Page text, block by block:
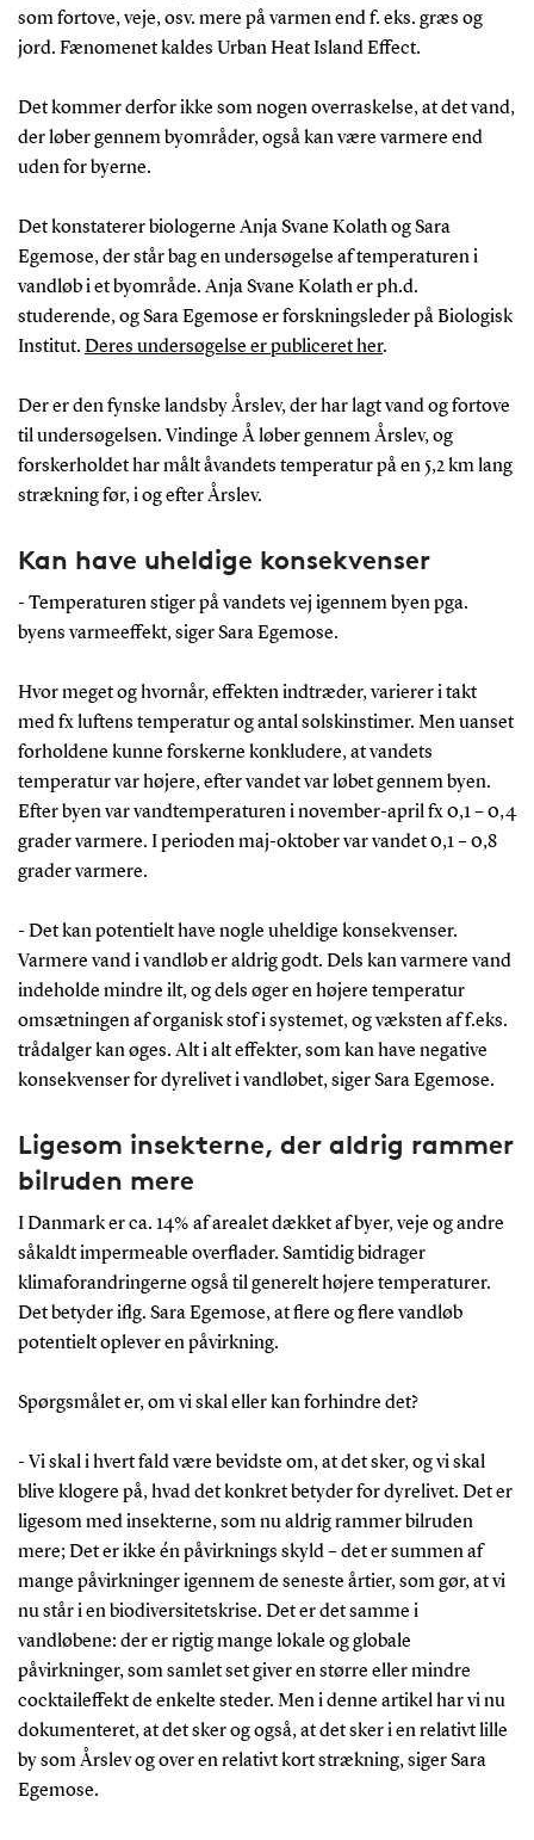
som fortove, veje, osv. mere på varmen end f. eks. græs og
jord. Fænomenet kaldes Urban Heat Island Effect.
Det kommer derfor ikke som nogen overraskelse, at det vand,
der løber gennem byområder, også kan være varmere end
uden for byerne.
Det konstaterer biologerne Anja Svane Kolath og Sara
Egemose, der står bag en undersøgelse af temperaturen i
vandløb i et byområde. Anja Svane Kolath er ph.d.
studerende, og Sara Egemose er forskningsleder på Biologisk
Institut. Deres undersøgelse er publiceret her.
Der er den fynske landsby Årslev, der har lagt vand og fortove
til undersøgelsen. Vindinge Å løber gennem Årslev, og
forskerholdet har målt åvandets temperatur på en 5,2 km lang
strækning før, i og efter Årslev.
Kan have uheldige konsekvenser
- Temperaturen stiger på vandets vej igennem byen pga.
byens varmeeffekt, siger Sara Egemose.
Hvor meget og hvornår, effekten indtræder, varierer i takt
med fx luftens temperatur og antal solskinstimer. Men uanset
forholdene kunne forskerne konkludere, at vandets
temperatur var højere, efter vandet var løbet gennem byen.
Efter byen var vandtemperaturen i november-april fx 0,1 – 0,4
grader varmere. I perioden maj-oktober var vandet 0,1 – 0,8
grader varmere.
- Det kan potentielt have nogle uheldige konsekvenser.
Varmere vand i vandløb er aldrig godt. Dels kan varmere vand
indeholde mindre ilt, og dels øger en højere temperatur
omsætningen af organisk stof i systemet, og væksten af f.eks.
trådalger kan øges. Alt i alt effekter, som kan have negative
konsekvenser for dyrelivet i vandløbet, siger Sara Egemose.
Ligesom insekterne, der aldrig rammer
bilruden mere
I Danmark er ca. 14% af arealet dækket af byer, veje og andre
såkaldt impermeable overflader. Samtidig bidrager
klimaforandringerne også til generelt højere temperaturer.
Det betyder iflg. Sara Egemose, at flere og flere vandløb
potentielt oplever en påvirkning.
Spørgsmålet er, om vi skal eller kan forhindre det?
- Vi skal i hvert fald være bevidste om, at det sker, og vi skal
blive klogere på, hvad det konkret betyder for dyrelivet. Det er
ligesom med insekterne, som nu aldrig rammer bilruden
mere; Det er ikke én påvirknings skyld – det er summen af
mange påvirkninger igennem de seneste årtier, som gør, at vi
nu står i en biodiversitetskrise. Det er det samme i
vandløbene: der er rigtig mange lokale og globale
påvirkninger, som samlet set giver en større eller mindre
cocktaileffekt de enkelte steder. Men i denne artikel har vi nu
dokumenteret, at det sker og også, at det sker i en relativt lille
by som Årslev og over en relativt kort strækning, siger Sara
Egemose.